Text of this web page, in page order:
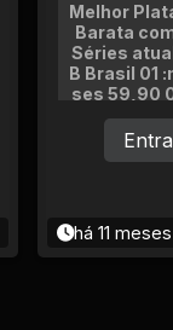
Melhor
Barata
Séries
B Brasil 01
ses 59,90
2
há 11 meses